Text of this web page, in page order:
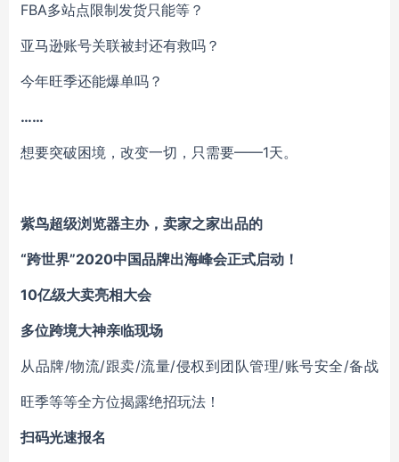
FBA多站点限制发货只能等？
亚马逊账号关联被封还有救吗？
今年旺季还能爆单吗？
……
想要突破困境，改变一切，只需要——1天。
紫鸟超级浏览器主办，卖家之家出品的
“跨世界”2020中国品牌出海峰会正式启动！
10亿级大卖亮相大会
多位跨境大神亲临现场
从品牌/物流/跟卖/流量/侵权到团队管理/账号安全/备战
旺季等等全方位揭露绝招玩法！
扫码光速报名